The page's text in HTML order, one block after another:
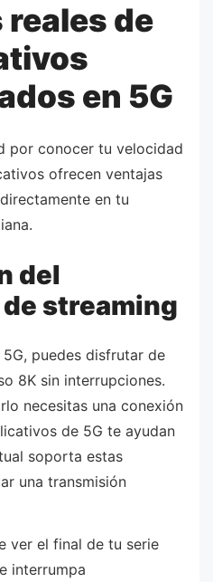
de
en 5G
por conocer tu velocidad
ofrecen ventajas
en tu
del
streaming
puedes disfrutar de
8K sin interrupciones.
necesitas una conexión
de 5G te ayudan
soporta estas
una transmisión
ver el final de tu serie
interrumpa